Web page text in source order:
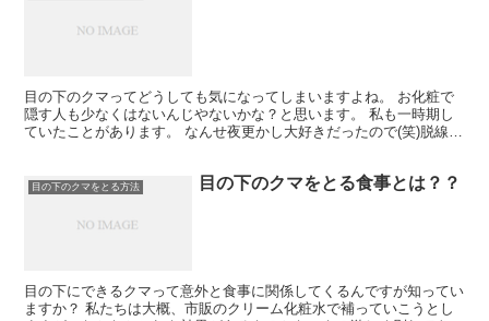
目の下のクマってどうしても気になってしまいますよね。 お化粧で
隠す人も少なくはないんじやないかな？と思います。 私も一時期し
ていたことがあります。 なんせ夜更かし大好きだったので(笑)脱線し
目の下のクマをとる方法 目の下のクマをとる食事とは？？
目の下にできるクマって意外と食事に関係してくるんですが知ってい
ますか？ 私たちは大概、市販のクリーム化粧水で補っていこうとし